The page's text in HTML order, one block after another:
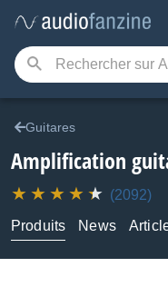
Guitares
Amplification
(2092)
Produits
News